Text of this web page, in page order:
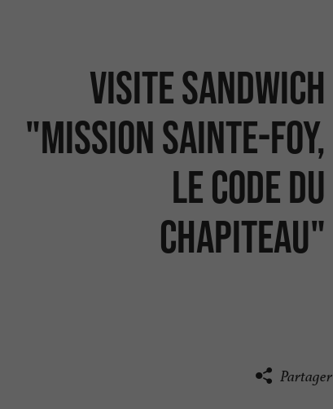
Visite sandwich
"Mission Sainte-Foy,
le code du
chapiteau"
Partager